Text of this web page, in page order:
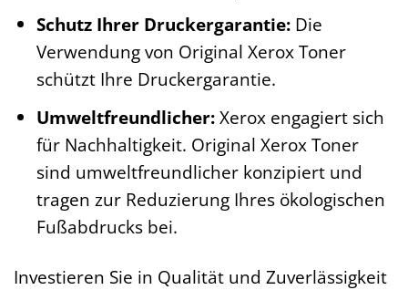
Schutz Ihrer Druckergarantie:Die
Verwendung von Original Xerox Toner
schützt Ihre Druckergarantie.
Umweltfreundlicher:Xerox engagiert sich
für Nachhaltigkeit. Original Xerox Toner
sind umweltfreundlicher konzipiert und
tragen zur Reduzierung Ihres ökologischen
Fußabdrucks bei.
Investieren Sie in Qualität und Zuverlässigkeit